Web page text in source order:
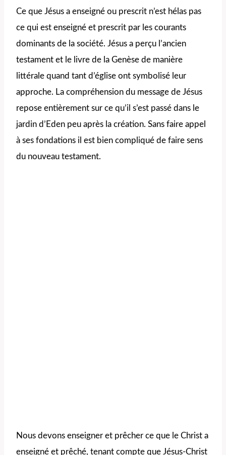
Ce que Jésus a enseigné ou prescrit n’est hélas pas
ce qui est enseigné et prescrit par les courants
dominants de la société. Jésus a perçu l’ancien
testament et le livre de la Genèse de manière
littérale quand tant d’église ont symbolisé leur
approche. La compréhension du message de Jésus
repose entièrement sur ce qu’il s’est passé dans le
jardin d’Eden peu après la création. Sans faire appel
à ses fondations il est bien compliqué de faire sens
du nouveau testament.
Nous devons enseigner et prêcher ce que le Christ a
enseigné et prêché, tenant compte que Jésus-Christ